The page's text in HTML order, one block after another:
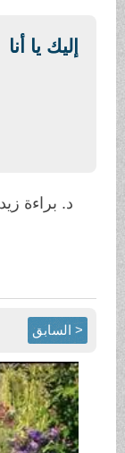
إليك يا أنا
د. براءة زيدان
< السابق